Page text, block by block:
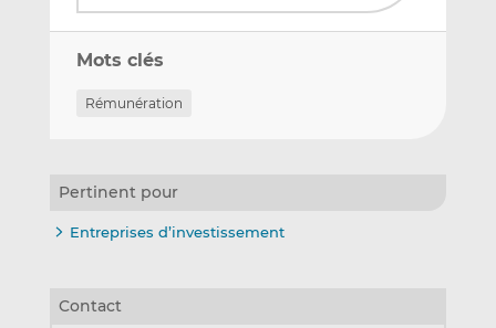
Mots clés
Rémunération
Pertinent pour
Entreprises d’investissement
Contact